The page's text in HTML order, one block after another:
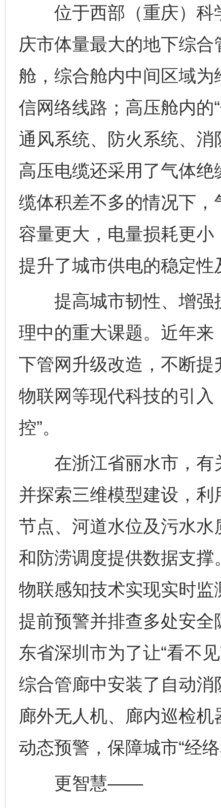
位于西部（重庆）科
庆市体量最大的地下综
舱，综合舱内中间区域
信网络线路；高压舱内的
通风系统、防火系统、
高压电缆还采用了气体
缆体积差不多的情况下
容量更大，电量损耗更
提升了城市供电的稳定性
提高城市韧性、增强
理中的重大课题。近年
下管网升级改造，不断
物联网等现代科技的引入
控”。
在浙江省丽水市，有
并探索三维模型建设，
节点、河道水位及污水
和防涝调度提供数据支
物联感知技术实现实时
提前预警并排查多处安
东省深圳市为了让“看不
综合管廊中安装了自动
廊外无人机、廊内巡检
动态预警，保障城市“经
更智慧——